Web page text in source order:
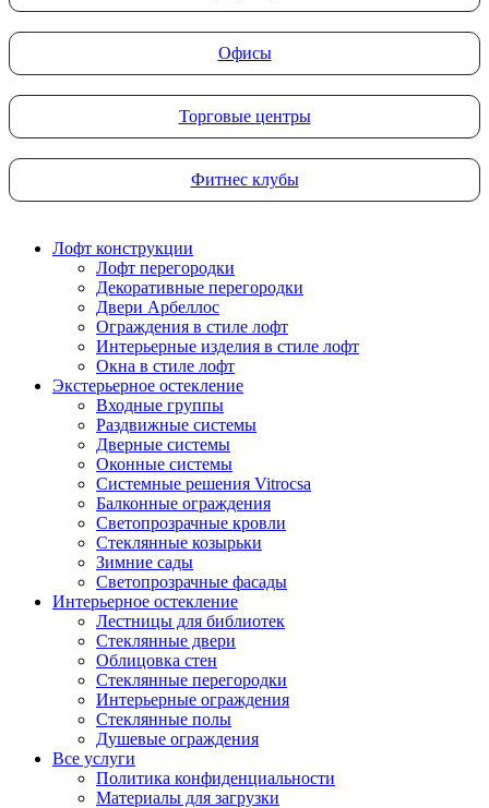
Офисы
Торговые центры
Фитнес клубы
Лофт конструкции
Лофт перегородки
Декоративные перегородки
Двери Арбеллос
Ограждения в стиле лофт
Интерьерные изделия в стиле лофт
Окна в стиле лофт
Экстерьерное остекление
Входные группы
Раздвижные системы
Дверные системы
Оконные системы
Системные решения Vitrocsa
Балконные ограждения
Светопрозрачные кровли
Стеклянные козырьки
Зимние сады
Светопрозрачные фасады
Интерьерное остекление
Лестницы для библиотек
Стеклянные двери
Облицовка стен
Стеклянные перегородки
Интерьерные ограждения
Стеклянные полы
Душевые ограждения
Все услуги
Политика конфиденциальности
Материалы для загрузки